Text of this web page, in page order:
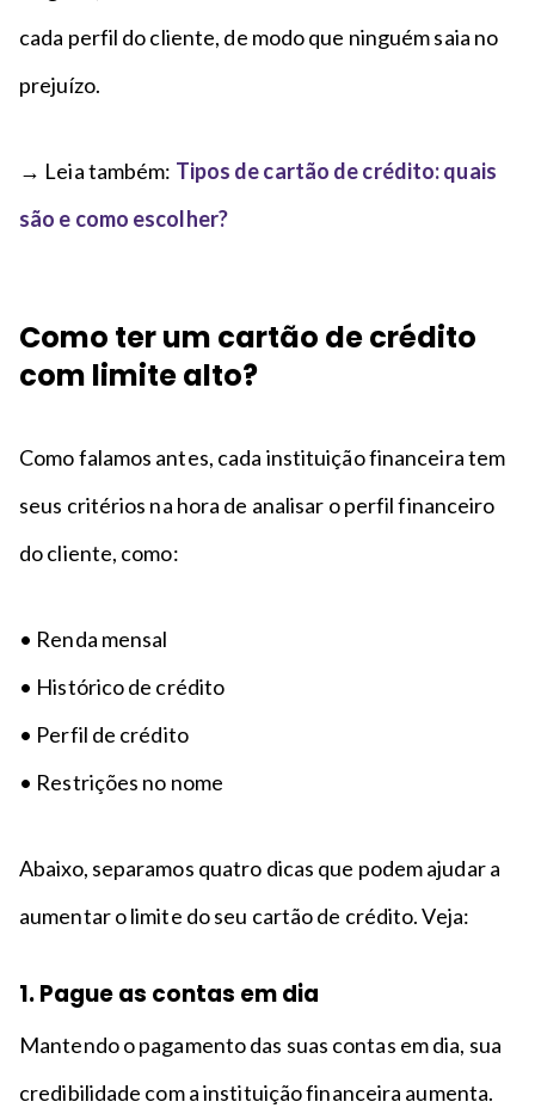
cada perfil do cliente, de modo que ninguém saia no
prejuízo.
→ Leia também: Tipos de cartão de crédito: quais
são e como escolher?
Como ter um cartão de crédito
com limite alto?
Como falamos antes, cada instituição financeira tem
seus critérios na hora de analisar o perfil financeiro
do cliente, como:
• Renda mensal
• Histórico de crédito
• Perfil de crédito
• Restrições no nome
Abaixo, separamos quatro dicas que podem ajudar a
aumentar o limite do seu cartão de crédito. Veja:
1. Pague as contas em dia
Mantendo o pagamento das suas contas em dia, sua
credibilidade com a instituição financeira aumenta.